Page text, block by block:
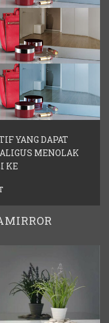
YANG DAPAT
MENOLAK
KE